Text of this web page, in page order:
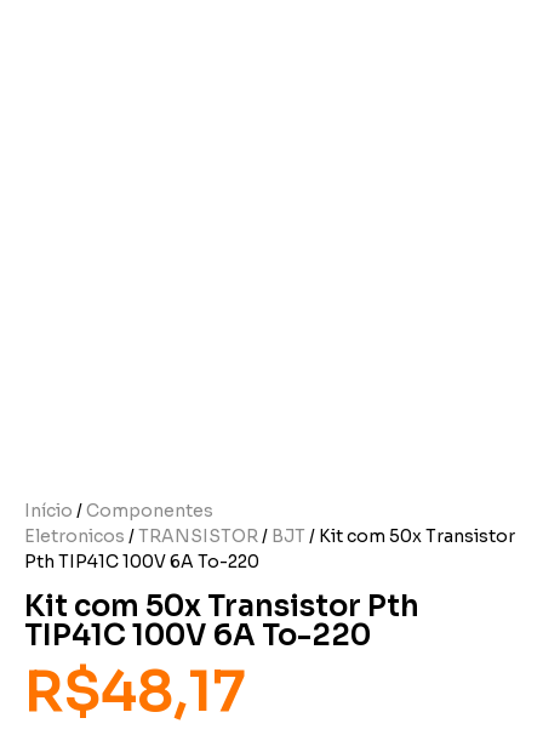
Início /Componentes
Eletronicos /TRANSISTOR/ BJT / Kit com 50x Transistor
Pth TIP41C 100V 6A To-220
Kit com 50x Transistor Pth
TIP41C 100V 6A To-220
R$48,17